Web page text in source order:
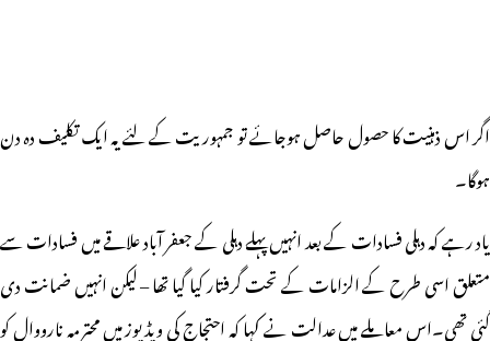
اگر اس ذہنیت کا حصول حاصل ہوجائے تو جمہوریت کے لئے یہ ایک تکلیف دہ دن
ہوگا۔
یاد رہے کہ دہلی فسادات کے بعد انہیں پہلے دہلی کے جعفر آباد علاقے میں فسادات سے
متعلق اسی طرح کے الزامات کے تحت گرفتار کیا گیا تھا – لیکن انہیں ضمانت دی
گئی تھی۔اس معاملے میں عدالت نے کہا کہ احتجاج کی ویڈیوز میں محترمہ نارووال کو